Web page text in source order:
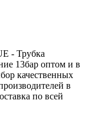
- Трубка
13бар оптом и в
качественных
в
по всей